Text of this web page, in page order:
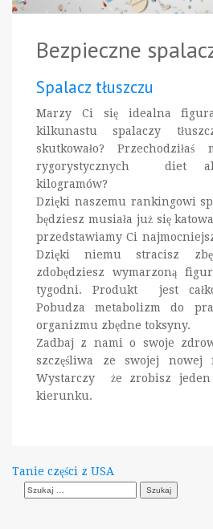
Bezpieczne
Spalacz tłuszczu
Marzy Ci się idealna
kilkunastu spalaczy
skutkowało? Przechodziłaś
rygorystycznych diet
kilogramów?
Dzięki naszemu rankingowi
będziesz musiała już się
przedstawiamy Ci
Dzięki niemu stracisz
zdobędziesz wymarzoną
tygodni. Produkt jest
Pobudza metabolizm do
organizmu zbędne toksyny.
Zadbaj z nami o swoje
szczęśliwa ze swojej nowej
Wystarczy że zrobisz
kierunku.
Nawigacja
wpisu
Tanie części z USA
Szukaj: